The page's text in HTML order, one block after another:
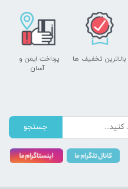
پرداخت ایمن و ​​​​​​​
آسان
بالاترین تخفیف ها
جستجو